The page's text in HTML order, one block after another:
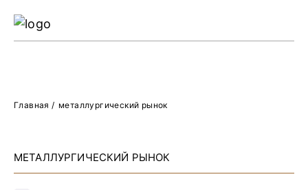
Главная / металлургический рынок
МЕТАЛЛУРГИЧЕСКИЙ РЫНОК